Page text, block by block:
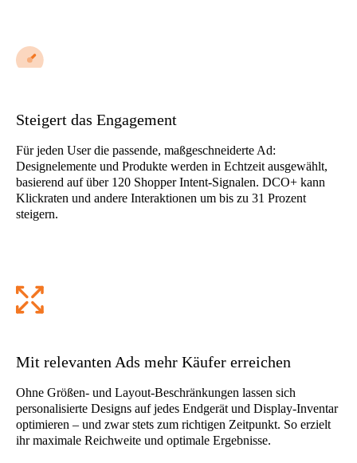
Steigert das Engagement
Für jeden User die passende, maßgeschneiderte Ad:
Designelemente und Produkte werden in Echtzeit ausgewählt,
basierend auf über 120 Shopper Intent-Signalen. DCO+ kann
Klickraten und andere Interaktionen um bis zu 31 Prozent
steigern.
Mit relevanten Ads mehr Käufer erreichen
Ohne Größen- und Layout-Beschränkungen lassen sich
personalisierte Designs auf jedes Endgerät und Display-Inventar
optimieren – und zwar stets zum richtigen Zeitpunkt. So erzielt
ihr maximale Reichweite und optimale Ergebnisse.